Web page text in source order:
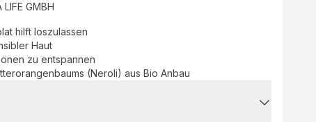
LIFE GMBH
hilft loszulassen
Haut
zu entspannen
(Neroli) aus Bio Anbau